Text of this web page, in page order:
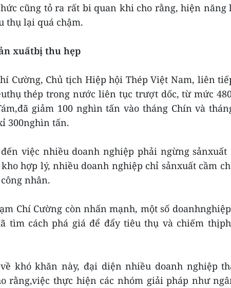
cũng tỏ ra rất bi quan khi cho rằng, hiện năng
thụ lại quá chậm.
xuấtbị thu hẹp
Cường, Chủ tịch Hiệp hội Thép Việt Nam, liên
thép trong nước liên tục trượt dốc, từ mức
giảm 100 nghìn tấn vào tháng Chín và
300nghìn tấn.
việc nhiều doanh nghiệp phải ngừng sảnxuất
hợp lý, nhiều doanh nghiệp chỉ sảnxuất cầm
nhân.
Chí Cường còn nhấn mạnh, một số
tìm cách phá giá để đẩy tiêu thụ và chiếm
khó khăn này, đại diện nhiều doanh nghiệp
rằng,việc thực hiện các nhóm giải pháp như